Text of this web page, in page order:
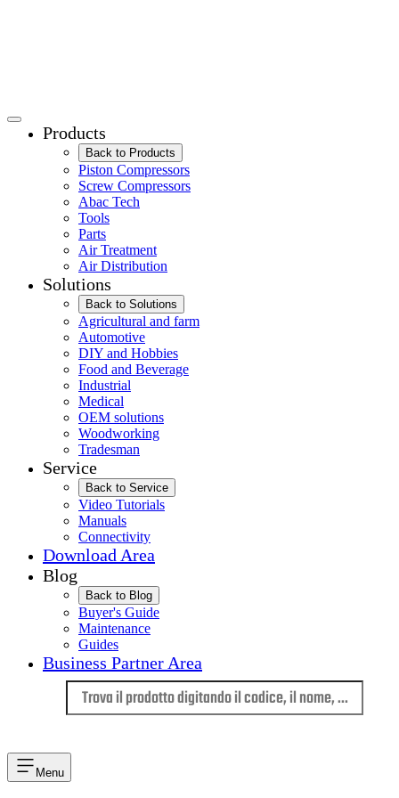
Products
Back to Products
Piston Compressors
Screw Compressors
Abac Tech
Tools
Parts
Air Treatment
Air Distribution
Solutions
Back to Solutions
Agricultural and farm
Automotive
DIY and Hobbies
Food and Beverage
Industrial
Medical
OEM solutions
Woodworking
Tradesman
Service
Back to Service
Video Tutorials
Manuals
Connectivity
Download Area
Blog
Back to Blog
Buyer's Guide
Maintenance
Guides
Business Partner Area
Menu